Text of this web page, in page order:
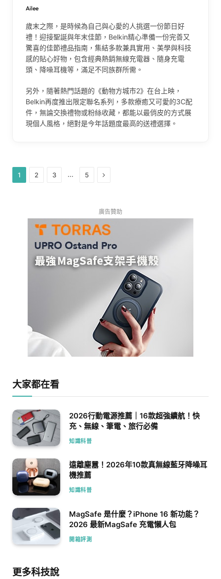
Ailee
歲末之際，是時候為自己與心愛的人挑選一份節日好
禮！迎接聖誕與年末佳節，Belkin精心準備一份完善又
驚喜的佳節禮品指南，集結多款兼具實用、美學與科技
感的貼心好物，包含經典熱銷無線充電器、隨身充電
頭、降噪耳機等，滿足不同族群所需。
另外，隨著熱門話題的《動物方城市2》在台上映，
Belkin再度推出限定聯名系列，多款療癒又可愛的3C配
件，無論交換禮物或粉絲收藏，都能以最俏皮的方式展
現個人風格，絕對是今年話題度最高的送禮選擇。
1 2 3 ... 5 Next
廣告贊助
大家都在看
2026行動電源推薦｜16款超強續航！快
充、無線、筆電、旅行必備
知識科普
遠離塵囂！2026年10款真無線藍牙降噪耳
機推薦
知識科普
MagSafe 是什麼？iPhone 16 新功能？
2026 最新MagSafe 充電懶人包
開箱評測
更多科技說